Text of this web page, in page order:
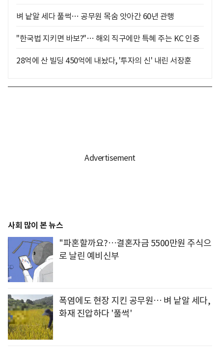
벼 낱알 세다 풀썩… 공무원 목숨 앗아간 60년 관행
"한국법 지키면 바보?"… 해외 직구에만 특혜 주는 KC 인증
28억에 산 빌딩 450억에 내놨다, '투자의 신' 내린 서장훈
사회 많이 본 뉴스
"파혼할까요?…결혼자금 5500만원 주식으
로 날린 예비신부
폭염에도 현장 지킨 공무원… 벼 낱알 세다,
화재 진압하다 '풀썩'